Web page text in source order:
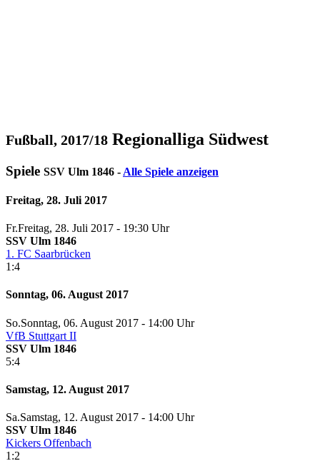
Fußball, 2017/18 Regionalliga Südwest
Spiele SSV Ulm 1846 - Alle Spiele anzeigen
Freitag, 28. Juli 2017
Fr.Freitag, 28. Juli 2017 - 19:30 Uhr
SSV Ulm 1846
1. FC Saarbrücken
1:4
Sonntag, 06. August 2017
So.Sonntag, 06. August 2017 - 14:00 Uhr
VfB Stuttgart II
SSV Ulm 1846
5:4
Samstag, 12. August 2017
Sa.Samstag, 12. August 2017 - 14:00 Uhr
SSV Ulm 1846
Kickers Offenbach
1:2